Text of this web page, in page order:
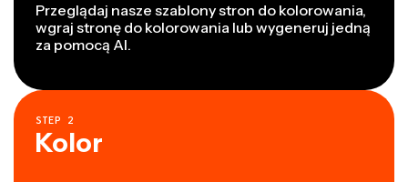
Przeglądaj nasze szablony stron do kolorowania,
wgraj stronę do kolorowania lub wygeneruj jedną
za pomocą AI.
STEP 2
Kolor